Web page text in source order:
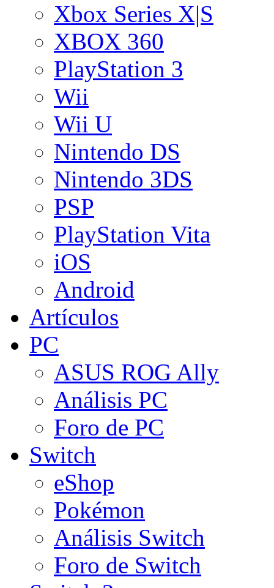
Xbox Series X|S
XBOX 360
PlayStation 3
Wii
Wii U
Nintendo DS
Nintendo 3DS
PSP
PlayStation Vita
iOS
Android
Artículos
PC
ASUS ROG Ally
Análisis PC
Foro de PC
Switch
eShop
Pokémon
Análisis Switch
Foro de Switch